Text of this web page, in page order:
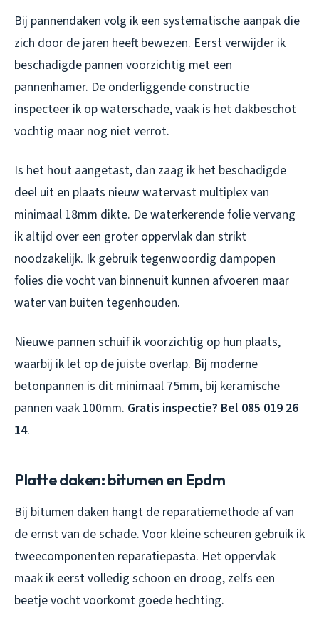
Bij pannendaken volg ik een systematische aanpak die
zich door de jaren heeft bewezen. Eerst verwijder ik
beschadigde pannen voorzichtig met een
pannenhamer. De onderliggende constructie
inspecteer ik op waterschade, vaak is het dakbeschot
vochtig maar nog niet verrot.
Is het hout aangetast, dan zaag ik het beschadigde
deel uit en plaats nieuw watervast multiplex van
minimaal 18mm dikte. De waterkerende folie vervang
ik altijd over een groter oppervlak dan strikt
noodzakelijk. Ik gebruik tegenwoordig dampopen
folies die vocht van binnenuit kunnen afvoeren maar
water van buiten tegenhouden.
Nieuwe pannen schuif ik voorzichtig op hun plaats,
waarbij ik let op de juiste overlap. Bij moderne
betonpannen is dit minimaal 75mm, bij keramische
pannen vaak 100mm. Gratis inspectie? Bel 085 019 26
14.
Platte daken: bitumen en Epdm
Bij bitumen daken hangt de reparatiemethode af van
de ernst van de schade. Voor kleine scheuren gebruik ik
tweecomponenten reparatiepasta. Het oppervlak
maak ik eerst volledig schoon en droog, zelfs een
beetje vocht voorkomt goede hechting.